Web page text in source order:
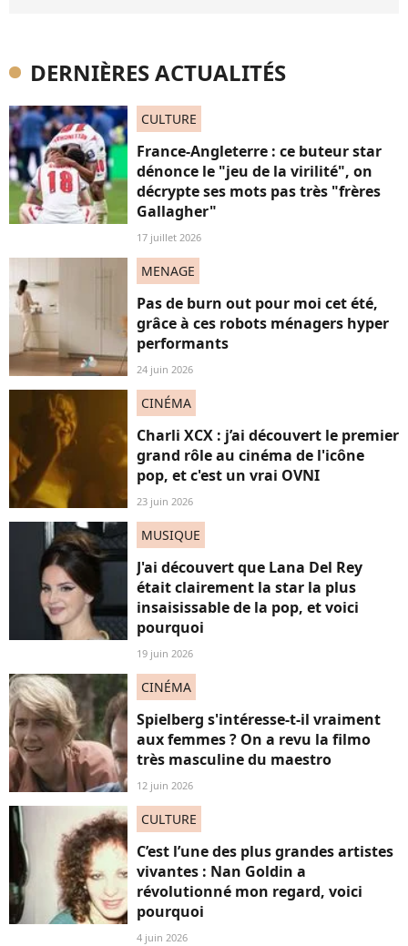
DERNIÈRES ACTUALITÉS
CULTURE
France-Angleterre : ce buteur star
dénonce le "jeu de la virilité", on
décrypte ses mots pas très "frères
Gallagher"
17 juillet 2026
MENAGE
Pas de burn out pour moi cet été,
grâce à ces robots ménagers hyper
performants
24 juin 2026
CINÉMA
Charli XCX : j’ai découvert le premier
grand rôle au cinéma de l'icône
pop, et c'est un vrai OVNI
23 juin 2026
MUSIQUE
J'ai découvert que Lana Del Rey
était clairement la star la plus
insaisissable de la pop, et voici
pourquoi
19 juin 2026
CINÉMA
Spielberg s'intéresse-t-il vraiment
aux femmes ? On a revu la filmo
très masculine du maestro
12 juin 2026
CULTURE
C’est l’une des plus grandes artistes
vivantes : Nan Goldin a
révolutionné mon regard, voici
pourquoi
4 juin 2026